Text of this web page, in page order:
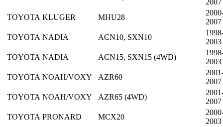
TOYOTA KLUGER MHU28
2007
TOYOTA NADIA ACN10, SXN10
2003
TOYOTA NADIA ACN15, SXN15 (4WD)
2003
TOYOTA NOAH/VOXY AZR60
2007
TOYOTA NOAH/VOXY AZR65 (4WD)
2007
TOYOTA PRONARD MCX20
2003